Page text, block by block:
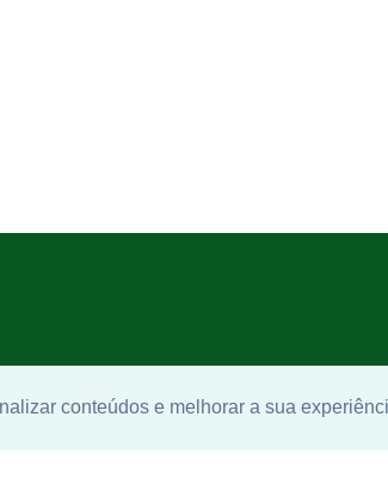
conteúdos e melhorar a sua